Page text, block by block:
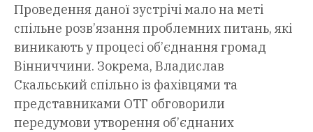
Проведення даної зустрічі мало на меті
спільне розв’язання проблемних питань, які
виникають у процесі об’єднання громад
Вінниччини. Зокрема, Владислав
Скальський спільно із фахівцями та
представниками ОТГ обговорили
передумови утворення об’єднаних